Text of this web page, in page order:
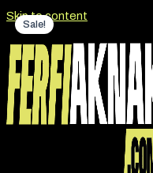
Skip to content
Sale!